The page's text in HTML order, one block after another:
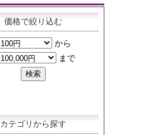
価格で絞り込む
カテゴリから探す